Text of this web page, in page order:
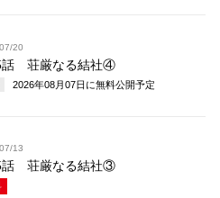
20
話 荘厳なる結社④
2026年08月07日 に無料公開予定
13
話 荘厳なる結社③